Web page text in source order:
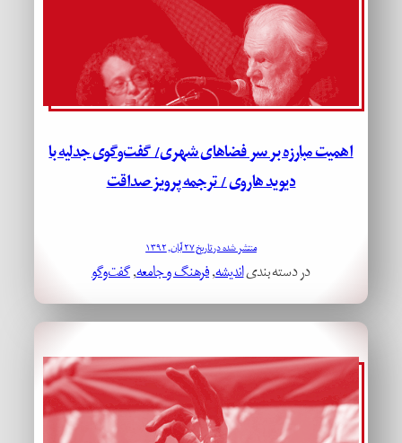
اهمیت مبارزه بر سر فضاهای شهری/ گفت‌وگوی جدلیه با
دیوید هاروی / ترجمه پرویز صداقت
منتشر شده در تاریخ ۲۷ آبان, ۱۳۹۲
در دسته بندیاندیشه, فرهنگ و جامعه, گفت‌وگو